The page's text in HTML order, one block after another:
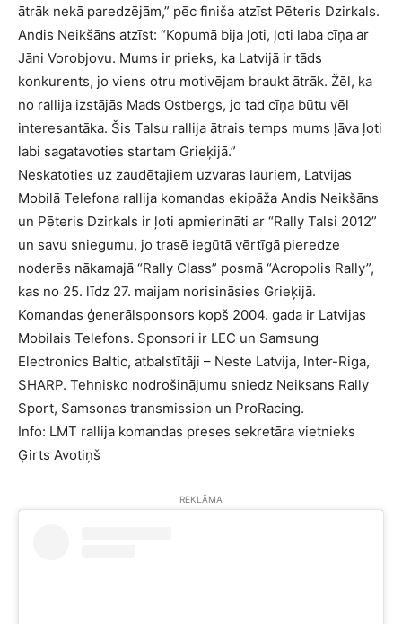
ātrāk nekā paredzējām,” pēc finiša atzīst Pēteris Dzirkals.
Andis Neikšāns atzīst: “Kopumā bija ļoti, ļoti laba cīņa ar
Jāni Vorobjovu. Mums ir prieks, ka Latvijā ir tāds
konkurents, jo viens otru motivējam braukt ātrāk. Žēl, ka
no rallija izstājās Mads Ostbergs, jo tad cīņa būtu vēl
interesantāka. Šis Talsu rallija ātrais temps mums ļāva ļoti
labi sagatavoties startam Grieķijā.”
Neskatoties uz zaudētajiem uzvaras lauriem, Latvijas
Mobilā Telefona rallija komandas ekipāža Andis Neikšāns
un Pēteris Dzirkals ir ļoti apmierināti ar “Rally Talsi 2012”
un savu sniegumu, jo trasē iegūtā vērtīgā pieredze
noderēs nākamajā “Rally Class” posmā “Acropolis Rally”,
kas no 25. līdz 27. maijam norisināsies Grieķijā.
Komandas ģenerālsponsors kopš 2004. gada ir Latvijas
Mobilais Telefons. Sponsori ir LEC un Samsung
Electronics Baltic, atbalstītāji – Neste Latvija, Inter-Riga,
SHARP. Tehnisko nodrošinājumu sniedz Neiksans Rally
Sport, Samsonas transmission un ProRacing.
Info: LMT rallija komandas preses sekretāra vietnieks
Ģirts Avotiņš
REKLĀMA